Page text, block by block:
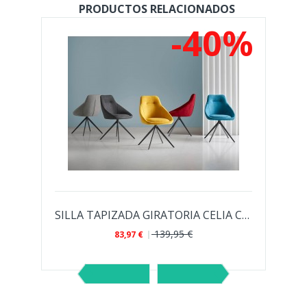
PRODUCTOS RELACIONADOS
-40%
SILLA TAPIZADA GIRATORIA CELIA CON PATAS...
83,97 € 139,95 €